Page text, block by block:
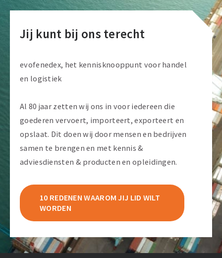
Jij kunt bij ons terecht
evofenedex, het kennisknooppunt voor handel
en logistiek
Al 80 jaar zetten wij ons in voor iedereen die
goederen vervoert, importeert, exporteert en
opslaat. Dit doen wij door mensen en bedrijven
samen te brengen en met kennis &
adviesdiensten & producten en opleidingen.
10 REDENEN WAAROM JIJ LID WILT
WORDEN